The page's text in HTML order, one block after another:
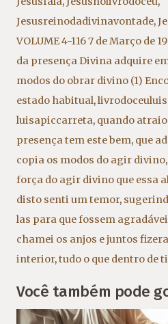
Jesusreinodadivinavontade,
VOLUME 4-116 7 de Março de
da presença Divina adquire
modos do obrar divino (1)
estado habitual,
luisapiccarreta, quando
presença tem este bem, que
copia os modos do agir divino,
força do agir divino que essa
disto senti um temor,
las para que fossem
chamei os anjos e juntos
interior,tudo o que dentro de
Você também pode